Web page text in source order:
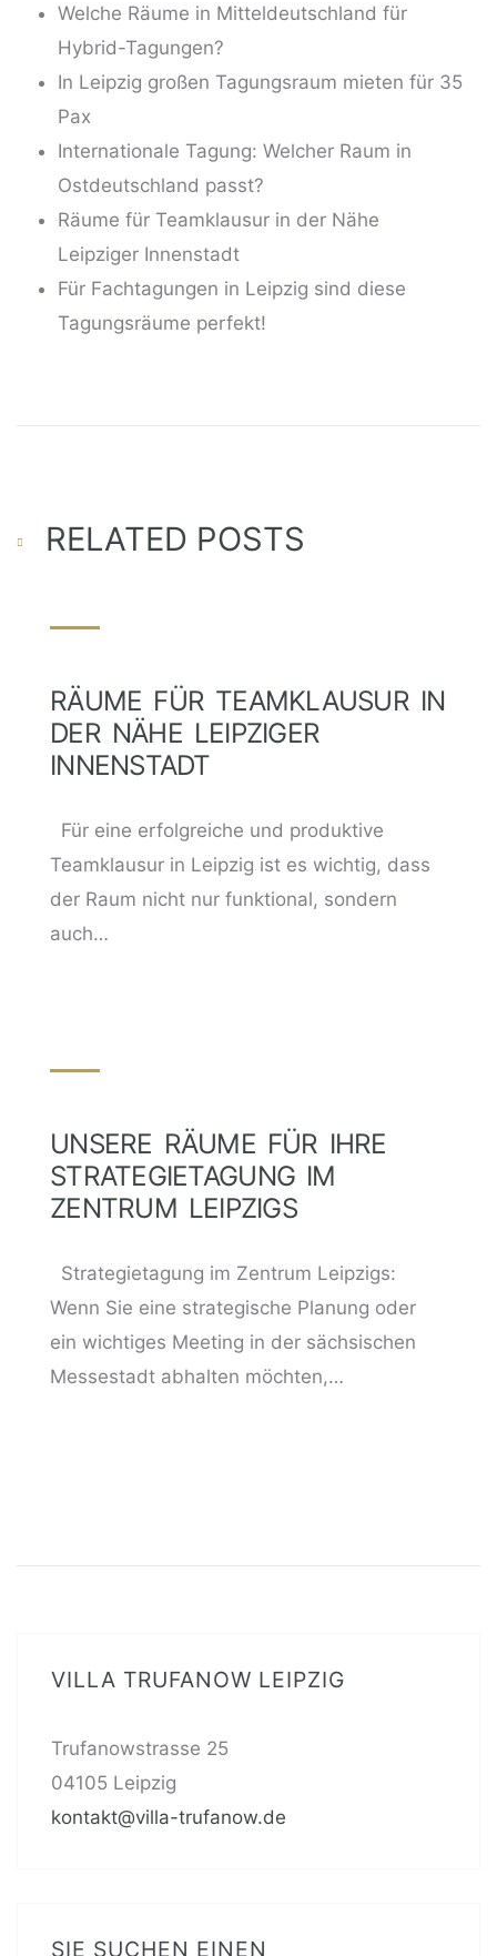
Welche Räume in Mitteldeutschland für
Hybrid-Tagungen?
In Leipzig großen Tagungsraum mieten für 35
Pax
Internationale Tagung: Welcher Raum in
Ostdeutschland passt?
Räume für Teamklausur in der Nähe
Leipziger Innenstadt
Für Fachtagungen in Leipzig sind diese
Tagungsräume perfekt!
RELATED POSTS
RÄUME FÜR TEAMKLAUSUR IN
DER NÄHE LEIPZIGER
INNENSTADT
Für eine erfolgreiche und produktive
Teamklausur in Leipzig ist es wichtig, dass
der Raum nicht nur funktional, sondern
auch…
UNSERE RÄUME FÜR IHRE
STRATEGIETAGUNG IM
ZENTRUM LEIPZIGS
Strategietagung im Zentrum Leipzigs:
Wenn Sie eine strategische Planung oder
ein wichtiges Meeting in der sächsischen
Messestadt abhalten möchten,…
VILLA TRUFANOW LEIPZIG
Trufanowstrasse 25
04105 Leipzig
kontakt@villa-trufanow.de
SIE SUCHEN EINEN